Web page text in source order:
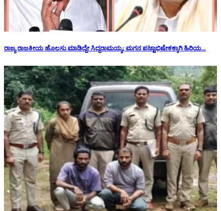
ರಾಜ್ಯ ರಾಜಕೀಯ ಹೊಲಸು ಮಾಡಿದ್ದೇ ಸಿದ್ದರಾಮಯ್ಯ; ಮಗನ ಪಟ್ಟಾಭಿಷೇಕಕ್ಕಾಗಿ ಹಿರಿಯ...